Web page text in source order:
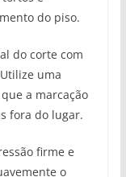
do piso.
do corte com
uma
a marcação
fora do lugar.
firme e
o